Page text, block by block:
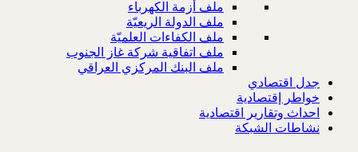
ملف أزمة الكهرباء
ملف الدولة الريعيّة
ملف الكفاءات العلميّة
ملف اتفاقية شركة غاز الجنوب
ملف البنك المركزي العراقي
جدل اقتصادي
خواطر إقتصادية
احداث وتقارير اقتصادية
نشاطات الشبكة